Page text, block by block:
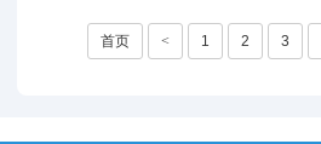
首页 < 1 2 3